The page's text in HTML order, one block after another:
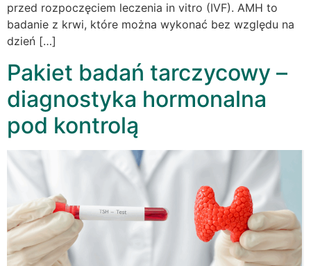
przed rozpoczęciem leczenia in vitro (IVF). AMH to
badanie z krwi, które można wykonać bez względu na
dzień […]
Pakiet badań tarczycowy –
diagnostyka hormonalna
pod kontrolą